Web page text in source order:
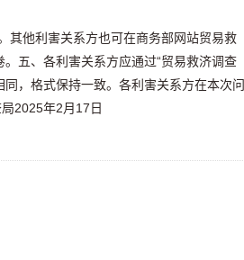
其他利害关系方也可在商务部网站贸易救
五、各利害关系方应通过“贸易救济调查
，格式保持一致。各利害关系方在本次问
2025年2月17日